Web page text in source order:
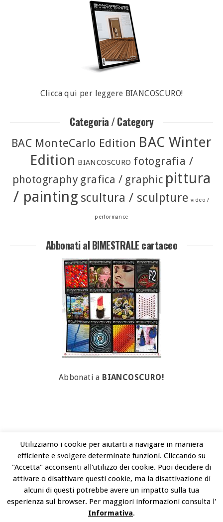
Clicca qui per leggere BIANCOSCURO!
Categoria / Category
BAC MonteCarlo Edition BAC Winter
Edition BIANCOSCURO fotografia /
photography grafica / graphic pittura
/ painting scultura / sculpture video /
performance
Abbonati al BIMESTRALE cartaceo
Abbonati a BIANCOSCURO!
BIANCOSCURO VIALE INDIPENDENZA 26 - 27100 PAVIA / TEL. +3903821902778
ARTCONTEST@BIANCOSCURO.COM
COPYRIGHT © 2026 ART CONTEST. POWERED BY LIBEREMENTI - IDEE PER
L'ARTE CONTEMPORANEA
Utilizziamo i cookie per aiutarti a navigare in maniera
efficiente e svolgere determinate funzioni. Cliccando su
"Accetta" acconsenti all'utilizzo dei cookie. Puoi decidere di
attivare o disattivare questi cookie, ma la disattivazione di
alcuni di questi potrebbe avere un impatto sulla tua
esperienza sul browser. Per maggiori informazioni consulta l'
Informativa.